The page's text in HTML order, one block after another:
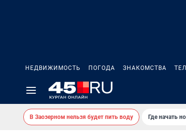
НЕДВИЖИМОСТЬ ПОГОДА ЗНАКОМСТВА
В Заозерном нельзя будет пить воду Где начать